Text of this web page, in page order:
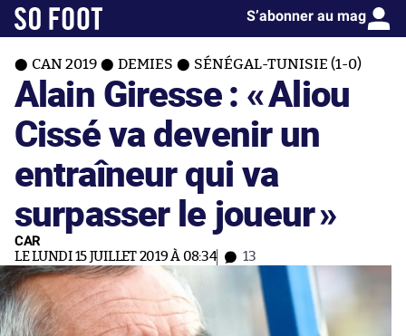
S’abonner au mag
CAN 2019 DEMIES SÉNÉGAL-TUNISIE (1-0)
Alain Giresse : «Aliou
Cissé va devenir un
entraîneur qui va
surpasser le joueur»
CAR
LE LUNDI 15 JUILLET 2019 À 08:34 13